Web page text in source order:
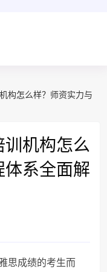
构怎么样？师资实力与
机构怎么
系全面解
思成绩的考生而